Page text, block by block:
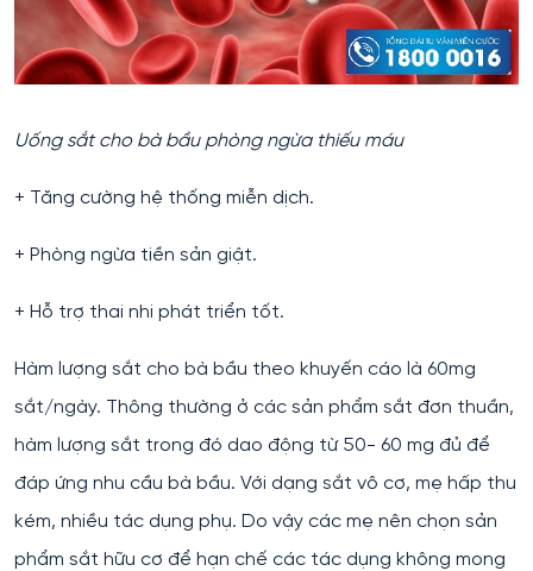
Uống sắt cho bà bầu phòng ngừa thiếu máu
+ Tăng cường hệ thống miễn dịch.
+ Phòng ngừa tiền sản giật.
+ Hỗ trợ thai nhi phát triển tốt.
Hàm lượng sắt cho bà bầu theo khuyến cáo là 60mg
sắt/ngày. Thông thường ở các sản phẩm sắt đơn thuần,
hàm lượng sắt trong đó dao động từ 50- 60 mg đủ để
đáp ứng nhu cầu bà bầu. Với dạng sắt vô cơ, mẹ hấp thu
kém, nhiều tác dụng phụ. Do vậy các mẹ nên chọn sản
phẩm sắt hữu cơ để hạn chế các tác dụng không mong